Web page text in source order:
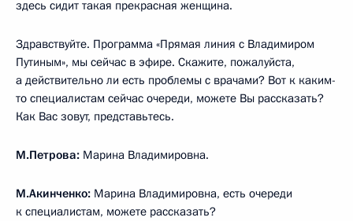
здесь сидит такая прекрасная женщина.
Здравствуйте. Программа «Прямая линия с Владимиром
Путиным», мы сейчас в эфире. Скажите, пожалуйста,
а действительно ли есть проблемы с врачами? Вот к каким-
то специалистам сейчас очереди, можете Вы рассказать?
Как Вас зовут, представьтесь.
М.Петрова: Марина Владимировна.
М.Акинченко: Марина Владимировна, есть очереди
к специалистам, можете рассказать?